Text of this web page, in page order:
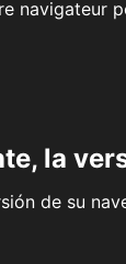
navigateur
la
de su